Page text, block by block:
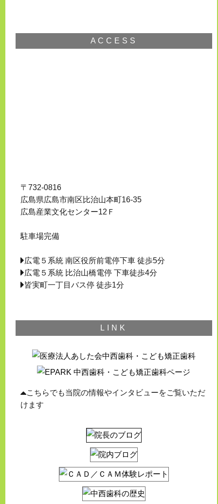
ACCESS
〒732-0816
広島県広島市南区比治山本町16-35
広島産業文化センター12Ｆ
駐車場完備
広電５系統 南区役所前電停下車 徒歩5分
広電５系統 比治山橋電停 下車徒歩4分
皆実町一丁目バス停 徒歩1分
LINK
こちらでも当院の情報やインタビューをご覧いただ
けます